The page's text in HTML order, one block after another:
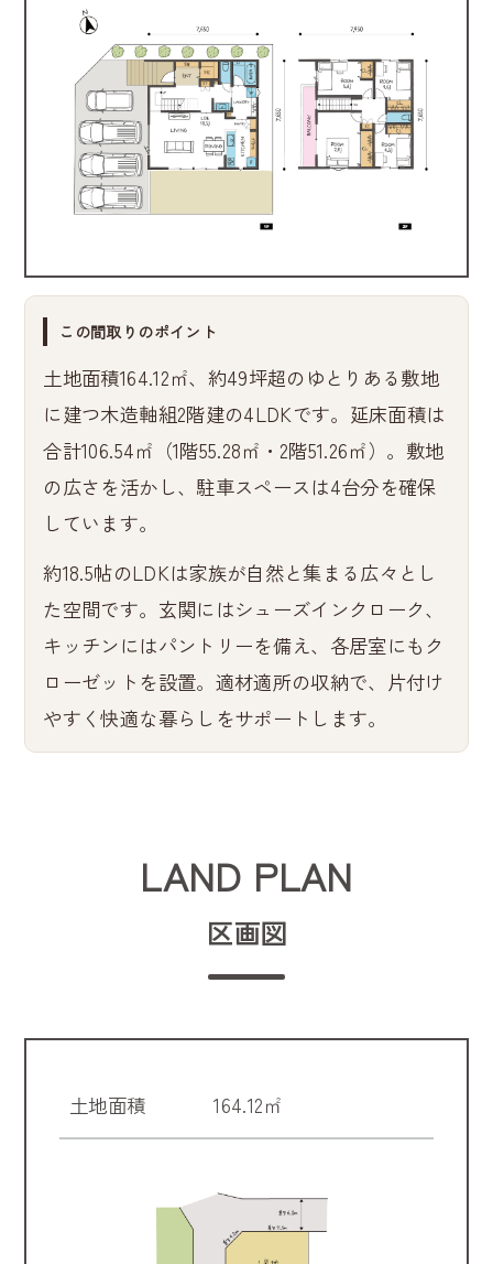
この間取りのポイント
土地面積164.12㎡、約49坪超のゆとりある敷地
に建つ木造軸組2階建の4LDKです。延床面積は
合計106.54㎡（1階55.28㎡・2階51.26㎡）。敷地
の広さを活かし、駐車スペースは4台分を確保
しています。
約18.5帖のLDKは家族が自然と集まる広々とし
た空間です。玄関にはシューズインクローク、
キッチンにはパントリーを備え、各居室にもク
ローゼットを設置。適材適所の収納で、片付け
やすく快適な暮らしをサポートします。
LAND PLAN
区画図
土地面積 164.12㎡